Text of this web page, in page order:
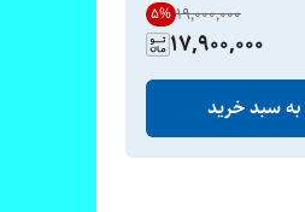
۱۹٬۰۰۰٬۰۰۰ 5%
17,900,000
به سبد خرید